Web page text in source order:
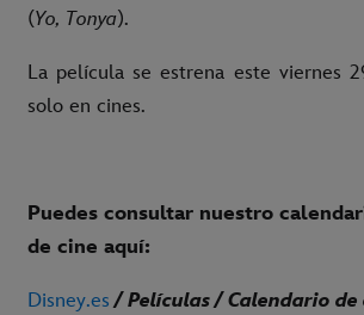
(Yo, Tonya).
La película se estrena este viernes
solo en cines.
Puedes consultar nuestro
de cine aquí:
Disney.es / Películas / Calendario de